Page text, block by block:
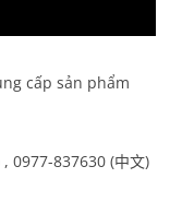
cấp sản phẩm
0977-837630 (中文)